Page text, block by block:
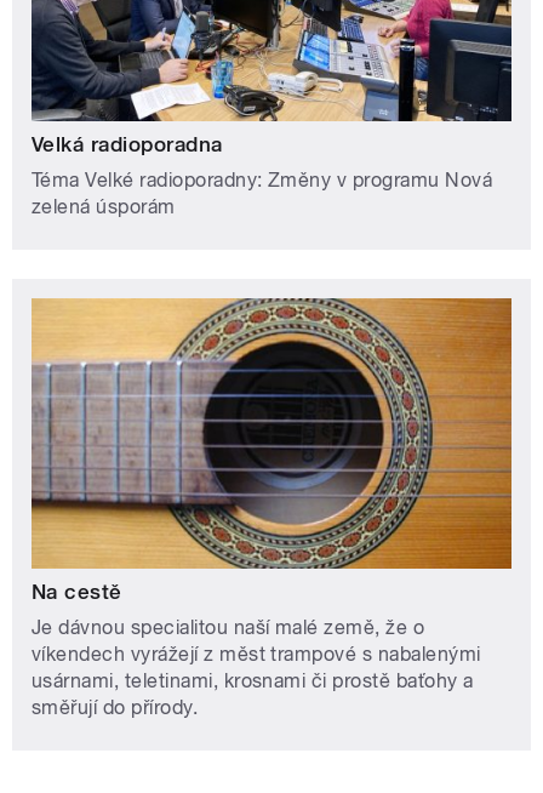
Velká radioporadna
Téma Velké radioporadny: Změny v programu Nová
zelená úsporám
Na cestě
Je dávnou specialitou naší malé země, že o
víkendech vyrážejí z měst trampové s nabalenými
usárnami, teletinami, krosnami či prostě baťohy a
směřují do přírody.